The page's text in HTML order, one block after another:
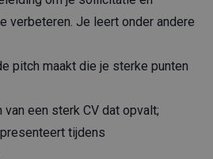
verbeteren. Je leert onder andere
pitch maakt die je sterke punten
een sterk CV dat opvalt;
tijdens